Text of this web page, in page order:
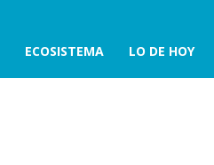
ECOSISTEMA LO DE HOY